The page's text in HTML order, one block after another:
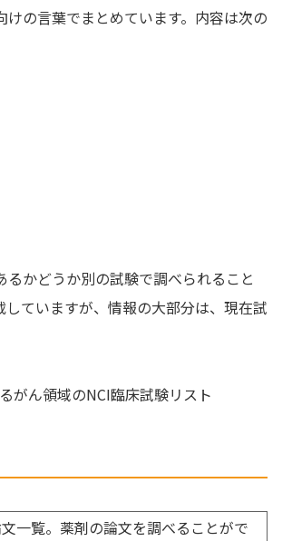
の言葉でまとめています。内容は次の
かどうか別の試験で調べられること
ていますが、情報の大部分は、現在試
がん領域のNCI臨床試験リスト
一覧。薬剤の論文を調べることがで